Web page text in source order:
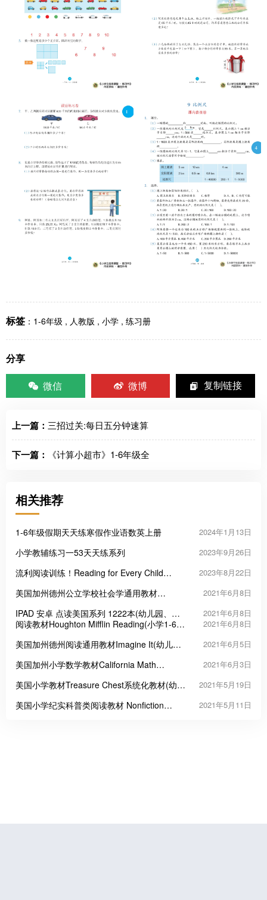
标签 ： 1-6年级 , 人教版 , 小学 , 练习册
分享
微信
微博 复制链接
上一篇： 三招过关:每日五分钟速算
下一篇： 《计算小超市》1-6年级全
相关推荐
1-6年级假期天天练寒假作业语数英上册 2024年1月13日
小学教辅练习一53天天练系列 2023年9月26日
流利阅读训练！Reading for Every Child
2023年8月22日
美国加州德州公立学校社会学通用教材
2021年6月8日
IPAD 安卓 点读美国系列 1222本(幼儿园、小
学1-6年级教材)--可点读版
2021年6月8日
阅读教材Houghton Mifflin Reading(小学1-6年
2021年6月8日
美国加州德州阅读通用教材Imagine It(幼儿
2021年6月5日
美国加州小学数学教材California Math
2021年6月3日
美国小学教材Treasure Chest系统化教材(幼儿
2021年5月19日
美国小学纪实科普类阅读教材 Nonfiction
2021年5月11日